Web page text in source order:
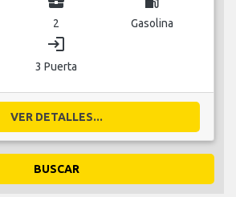
2 Gasolina
login
3 Puerta
VER DETALLES...
BUSCAR